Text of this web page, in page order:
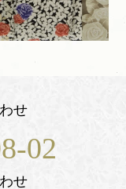
せ
02
せ